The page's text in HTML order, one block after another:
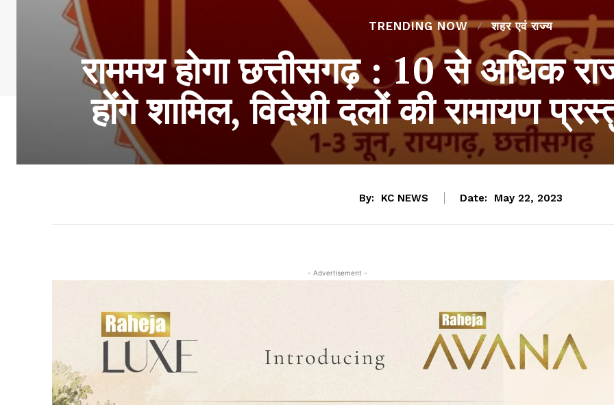
TRENDING NOW शहर एवं राज्य
राममय होगा छत्तीसगढ़ : 10 से अधिक
होंगे शामिल, विदेशी दलों की रामायण
By: KC NEWS Date: May 22, 2023
- Advertisement -